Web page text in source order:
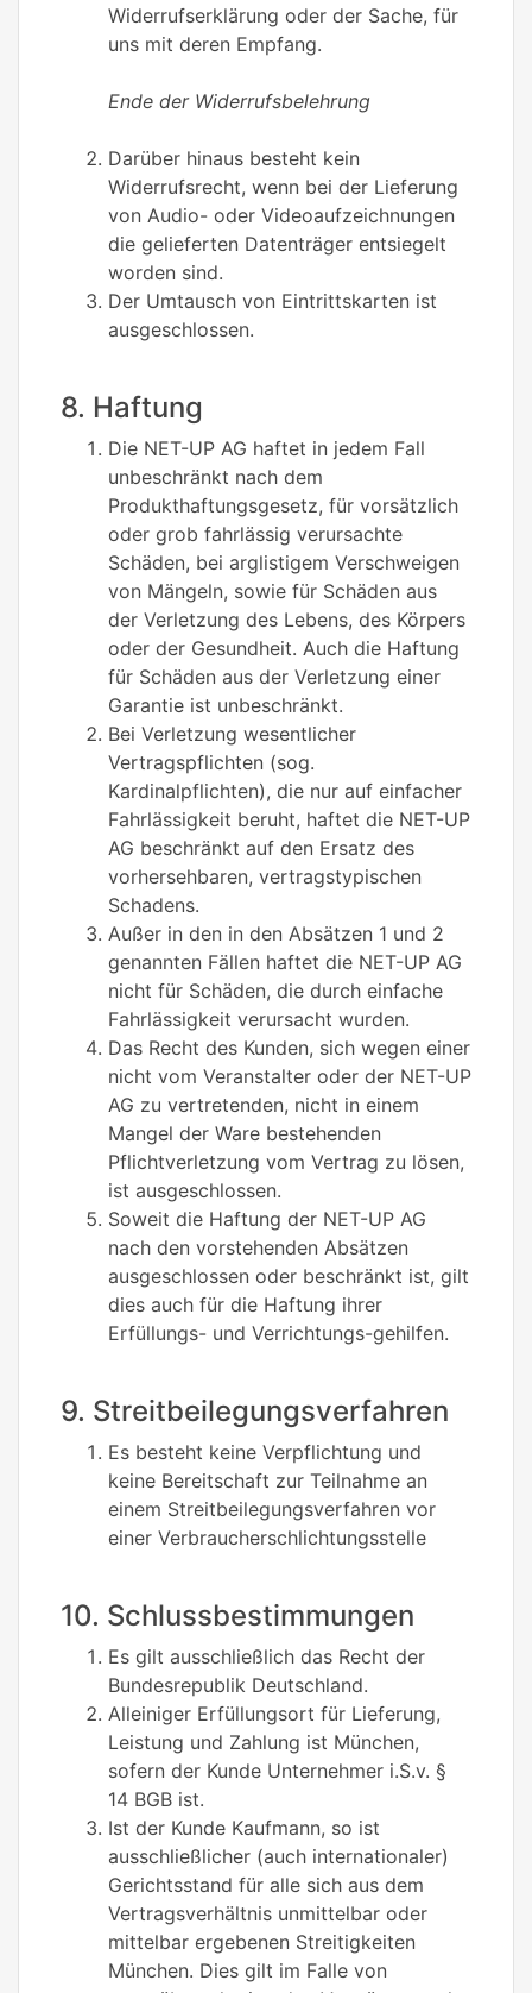
Widerrufserklärung oder der Sache, für
uns mit deren Empfang.
Ende der Widerrufsbelehrung
Darüber hinaus besteht kein
Widerrufsrecht, wenn bei der Lieferung
von Audio- oder Videoaufzeichnungen
die gelieferten Datenträger entsiegelt
worden sind.
Der Umtausch von Eintrittskarten ist
ausgeschlossen.
8. Haftung
Die NET-UP AG haftet in jedem Fall
unbeschränkt nach dem
Produkthaftungsgesetz, für vorsätzlich
oder grob fahrlässig verursachte
Schäden, bei arglistigem Verschweigen
von Mängeln, sowie für Schäden aus
der Verletzung des Lebens, des Körpers
oder der Gesundheit. Auch die Haftung
für Schäden aus der Verletzung einer
Garantie ist unbeschränkt.
Bei Verletzung wesentlicher
Vertragspflichten (sog.
Kardinalpflichten), die nur auf einfacher
Fahrlässigkeit beruht, haftet die NET-UP
AG beschränkt auf den Ersatz des
vorhersehbaren, vertragstypischen
Schadens.
Außer in den in den Absätzen 1 und 2
genannten Fällen haftet die NET-UP AG
nicht für Schäden, die durch einfache
Fahrlässigkeit verursacht wurden.
Das Recht des Kunden, sich wegen einer
nicht vom Veranstalter oder der NET-UP
AG zu vertretenden, nicht in einem
Mangel der Ware bestehenden
Pflichtverletzung vom Vertrag zu lösen,
ist ausgeschlossen.
Soweit die Haftung der NET-UP AG
nach den vorstehenden Absätzen
ausgeschlossen oder beschränkt ist, gilt
dies auch für die Haftung ihrer
Erfüllungs- und Verrichtungs-gehilfen.
9. Streitbeilegungsverfahren
Es besteht keine Verpflichtung und
keine Bereitschaft zur Teilnahme an
einem Streitbeilegungsverfahren vor
einer Verbraucherschlichtungsstelle
10. Schlussbestimmungen
Es gilt ausschließlich das Recht der
Bundesrepublik Deutschland.
Alleiniger Erfüllungsort für Lieferung,
Leistung und Zahlung ist München,
sofern der Kunde Unternehmer i.S.v. §
14 BGB ist.
Ist der Kunde Kaufmann, so ist
ausschließlicher (auch internationaler)
Gerichtsstand für alle sich aus dem
Vertragsverhältnis unmittelbar oder
mittelbar ergebenen Streitigkeiten
München. Dies gilt im Falle von